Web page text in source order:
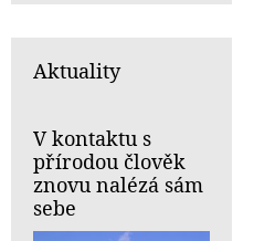
Aktuality
V kontaktu s
přírodou člověk
znovu nalézá sám
sebe